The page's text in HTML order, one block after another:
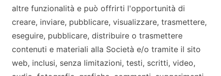
altre funzionalità e può offrirti l'opportunità di
creare, inviare, pubblicare, visualizzare, trasmettere,
eseguire, pubblicare, distribuire o trasmettere
contenuti e materiali alla Società e/o tramite il sito
web, inclusi, senza limitazioni, testi, scritti, video,